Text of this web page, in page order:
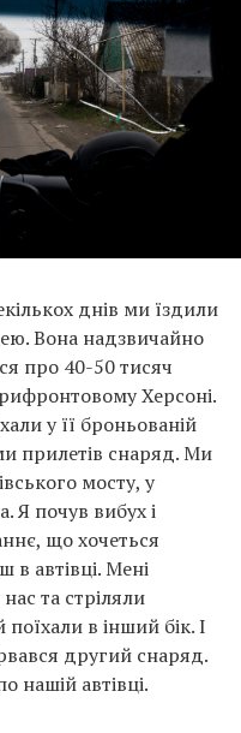
днів ми їздили
Вона надзвичайно
про 40-50 тисяч
Херсоні.
у її броньованій
прилетів снаряд. Ми
мосту, у
Я почув вибух і
що хочеться
автівці. Мені
та стріляли
в інший бік. І
другий снаряд.
нашій автівці.